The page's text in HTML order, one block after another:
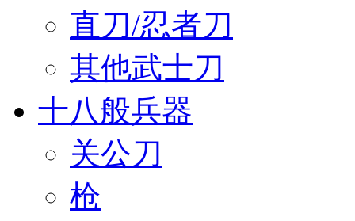
直刀/忍者刀
其他武士刀
十八般兵器
关公刀
枪